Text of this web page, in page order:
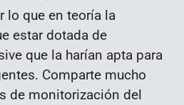
lo que en teoría la
estar dotada de
que la harían apta para
Comparte mucho
de monitorización del